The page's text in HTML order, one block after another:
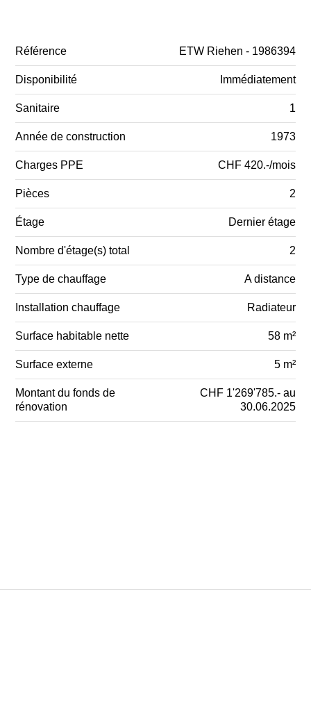
Référence ETW Riehen - 1986394
Disponibilité Immédiatement
Sanitaire 1
Année de construction 1973
Charges PPE CHF 420.-/mois
Pièces 2
Étage Dernier étage
Nombre d'étage(s) total 2
Type de chauffage A distance
Installation chauffage Radiateur
Surface habitable nette 58 m²
Surface externe 5 m²
Montant du fonds de
rénovation
CHF 1'269'785.- au
30.06.2025